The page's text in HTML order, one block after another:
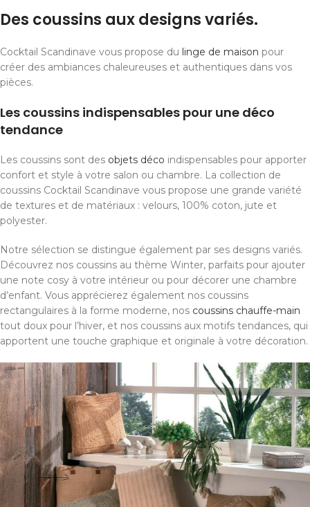
Des coussins aux designs variés.
Cocktail Scandinave vous propose du linge de maison pour
créer des ambiances chaleureuses et authentiques dans vos
pièces.
Les coussins indispensables pour une déco
tendance
Les coussins sont des objets déco indispensables pour apporter
confort et style à votre salon ou chambre. La collection de
coussins Cocktail Scandinave vous propose une grande variété
de textures et de matériaux : velours, 100% coton, jute et
polyester.
Notre sélection se distingue également par ses designs variés.
Découvrez nos coussins au thème Winter, parfaits pour ajouter
une note cosy à votre intérieur ou pour décorer une chambre
d’enfant. Vous apprécierez également nos coussins
rectangulaires à la forme moderne, nos coussins chauffe-main
tout doux pour l’hiver, et nos coussins aux motifs tendances, qui
apportent une touche graphique et originale à votre décoration.